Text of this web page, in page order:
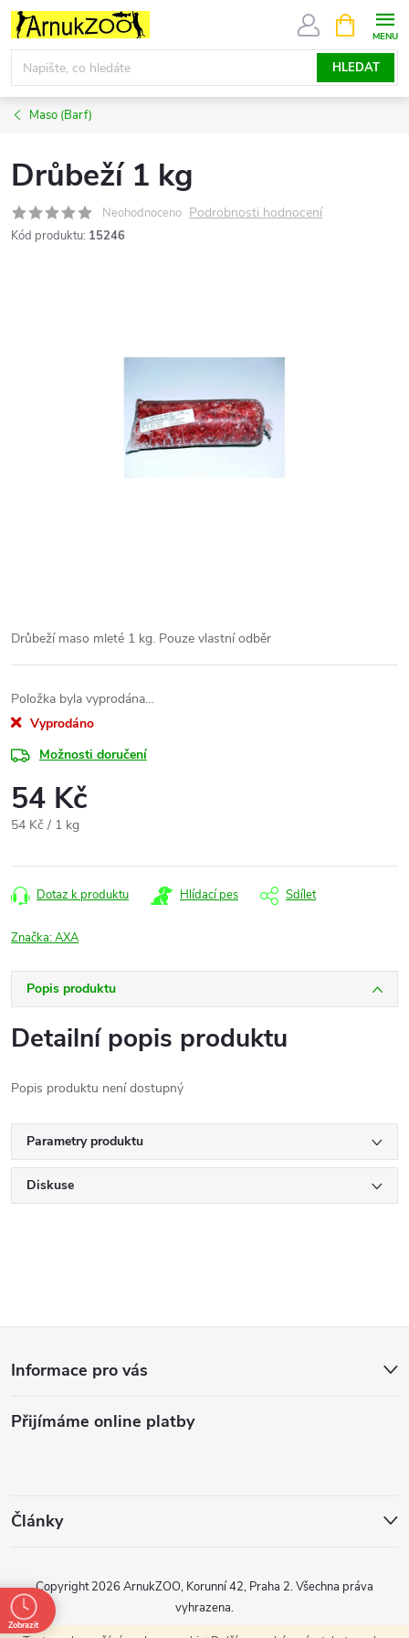
Přejít
obsah
HLEDAT
NÁKUPNÍ
KOŠÍK
Maso (Barf)
Drůbeží 1 kg
Neohodnoceno Podrobnosti hodnocení
Kód produktu: 15246
Drůbeží maso mleté 1 kg. Pouze vlastní odběr
Položka byla vyprodána…
Vyprodáno
Možnosti doručení
54 Kč
Měrná
54 Kč / 1 kg
Dotaz k produktu Hlídací pes Sdílet
Značka:AXA
Popis produktu
Detailní popis produktu
Popis produktu není dostupný
Parametry produktu
Diskuse
p
í
Informace pro vás
Přijímáme online platby
Články
Copyright 2026 ArnukZOO, Korunní 42, Praha 2. Všechna práva
vyhrazena.
Zobrazit